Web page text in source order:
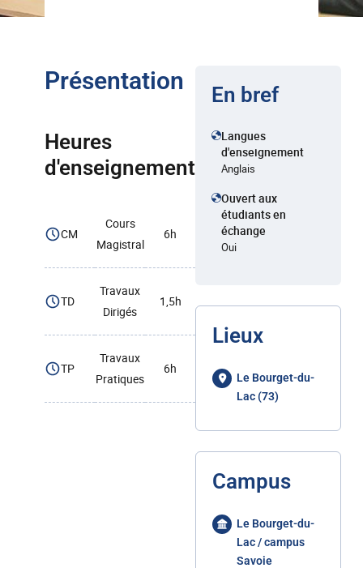
Présentation
Heures
d'enseignement
CM
Cours
Magistral
6h
TD
Travaux
Dirigés
1,5h
TP
Travaux
Pratiques
6h
En bref
Langues
d'enseignement
Anglais
Ouvert aux
étudiants en
échange
Oui
Lieux
Le Bourget-du-
Lac (73)
Campus
Le Bourget-du-
Lac / campus
Savoie